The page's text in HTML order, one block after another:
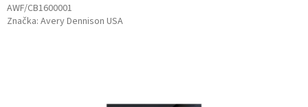
AWF/CB1600001
Značka: Avery Dennison USA